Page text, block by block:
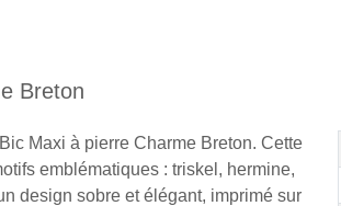
Breton
Maxi à pierre Charme Breton. Cette
emblématiques : triskel, hermine,
design sobre et élégant, imprimé sur